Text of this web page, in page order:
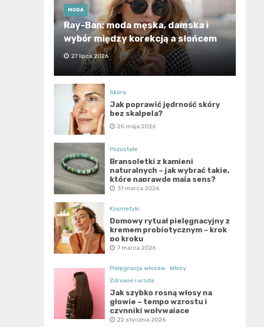
MODA
Ray-Ban: moda męska, damska i
wybór między korekcją a słońcem
27 lipca 2026
Skóra
Jak poprawić jędrność skóry
bez skalpela?
25 maja 2026
Pozostałe
Bransoletki z kamieni
naturalnych – jak wybrać takie,
które naprawdę mają sens?
31 marca 2026
Kosmetyki
Domowy rytuał pielęgnacyjny z
kremem probiotycznym – krok
po kroku
7 marca 2026
Pielęgnacja włosów
Włosy
Zdrowie i uroda
Jak szybko rosną włosy na
głowie – tempo wzrostu i
czynniki wpływające
22 stycznia 2026